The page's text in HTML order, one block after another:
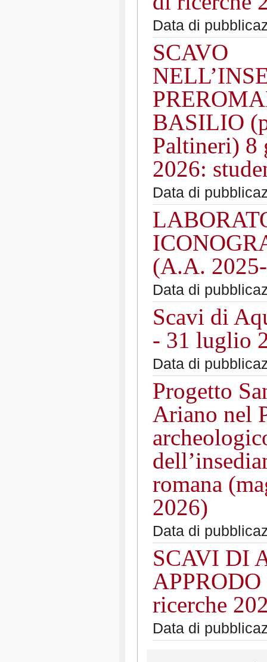
Data di
SCAVO
BASILIO
Paltineri) 8
2026:
Data di
(A.A.
Data di
Scavi di
- 31 luglio
Data di
Progetto
Ariano nel
romana
2026)
Data di
SCAVI DI
APPRODO
ricerche
Data di